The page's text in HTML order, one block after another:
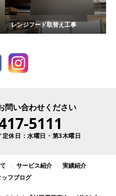
レンジフード取替え工事
問い合わせください
5111
休日：水曜日・第3木曜日
サービス紹介
実績紹介
ッフブログ